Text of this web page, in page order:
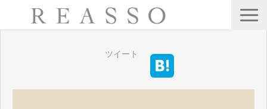
公開・集合型研修
ツイート